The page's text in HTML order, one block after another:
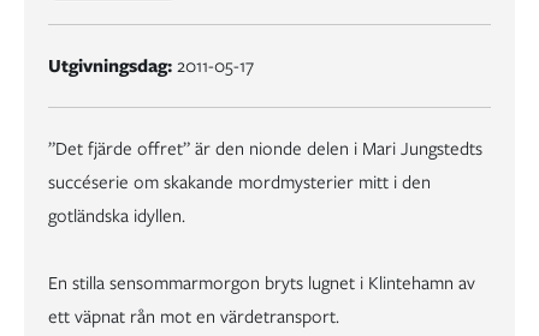
Utgivningsdag:2011-05-17
”Det fjärde offret” är den nionde delen i Mari Jungstedts
succéserie om skakande mordmysterier mitt i den
gotländska idyllen.
En stilla sensommarmorgon bryts lugnet i Klintehamn av
ett väpnat rån mot en värdetransport.